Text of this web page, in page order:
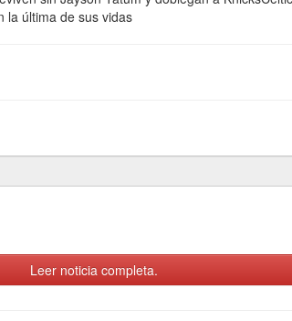
la última de sus vidas
Leer noticia completa.